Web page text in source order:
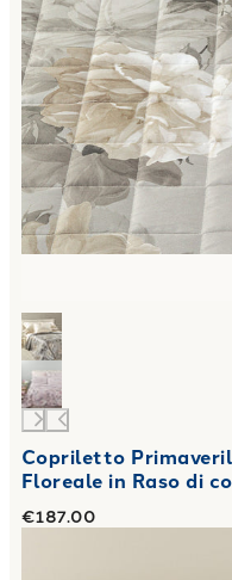
Copriletto
Floreale in Raso di
€187.00
Copriletto